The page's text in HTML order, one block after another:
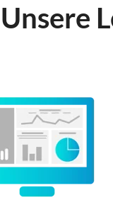
Unsere